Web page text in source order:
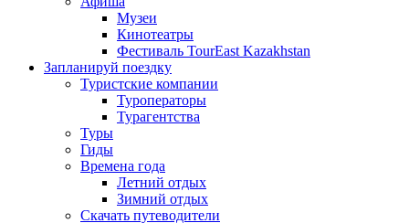
Музеи
Кинотеатры
Фестиваль TourEast Kazakhstan
Запланируй поездку
Туристские компании
Туроператоры
Турагентства
Туры
Гиды
Времена года
Летний отдых
Зимний отдых
Скачать путеводители